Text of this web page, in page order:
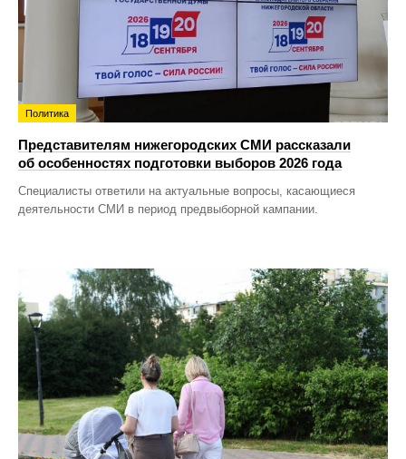
Политика
Представителям нижегородских СМИ рассказали
об особенностях подготовки выборов 2026 года
Специалисты ответили на актуальные вопросы, касающиеся
деятельности СМИ в период предвыборной кампании.